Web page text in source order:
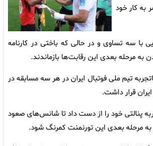
به کار خود
با سه تساوی و در حالی که باختی در کارنامه
به مرحله بعدی این رقابت‌ها بازماندند.
تیم ملی فوتبال ایران در هر سه مسابقه در
قرار داشت.
پنالتی خود را از دست داد تا شانس‌های صعود
مرحله بعدی این تورنمنت کمرنگ شود.